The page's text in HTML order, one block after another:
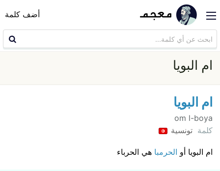
أضف كلمة
ام البويا
ام البويا
om l-boya
كلمة تونسية
ام البويا أو الحرمبا هي الحرباء